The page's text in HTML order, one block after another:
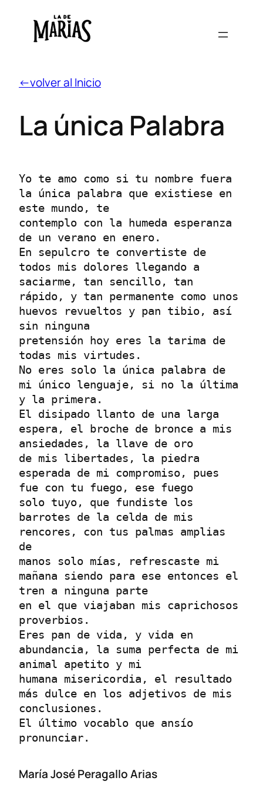
←volver al Inicio
La única Palabra
Yo te amo como si tu nombre fuera
la única palabra que existiese en
este mundo, te
contemplo con la humeda esperanza
de un verano en enero.
En sepulcro te convertiste de
todos mis dolores llegando a
saciarme, tan sencillo, tan
rápido, y tan permanente como unos
huevos revueltos y pan tibio, así
sin ninguna
pretensión hoy eres la tarima de
todas mis virtudes.
No eres solo la única palabra de
mi único lenguaje, si no la última
y la primera.
El disipado llanto de una larga
espera, el broche de bronce a mis
ansiedades, la llave de oro
de mis libertades, la piedra
esperada de mi compromiso, pues
fue con tu fuego, ese fuego
solo tuyo, que fundiste los
barrotes de la celda de mis
rencores, con tus palmas amplias
de
manos solo mías, refrescaste mi
mañana siendo para ese entonces el
tren a ninguna parte
en el que viajaban mis caprichosos
proverbios.
Eres pan de vida, y vida en
abundancia, la suma perfecta de mi
animal apetito y mi
humana misericordia, el resultado
más dulce en los adjetivos de mis
conclusiones.
El último vocablo que ansío
pronunciar.
María José Peragallo Arias